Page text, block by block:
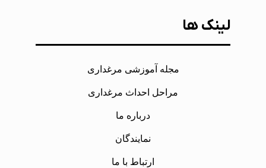
لینک ها
مجله آموزشی مرغداری
مراحل احداث مرغداری
درباره ما
نمایندگان
ارتباط با ما